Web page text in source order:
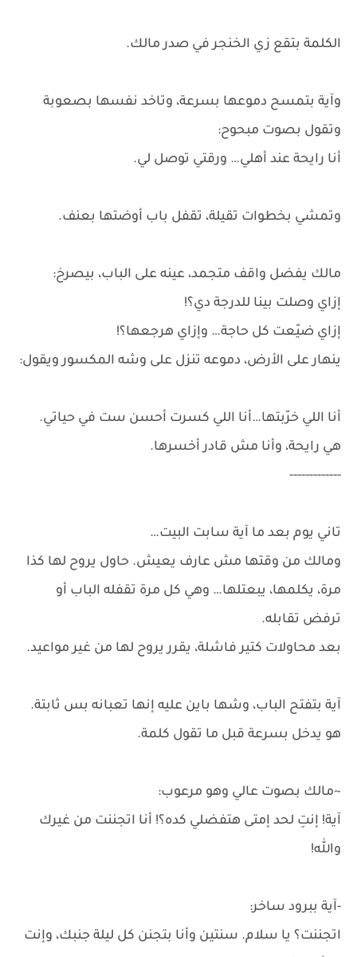
الكلمة بتقع زي الخنجر في صدر مالك.
وآية بتمسح دموعها بسرعة، وتاخد نفسها بصعوبة
وتقول بصوت مبحوح:
أنا رايحة عند أهلي… ورقتي توصل لي.
وتمشي بخطوات تقيلة، تقفل باب أوضتها بعنف.
مالك يفضل واقف متجمد، عينه على الباب، بيصرخ:
إزاي وصلت بينا للدرجة دي؟!
إزاي ضيّعت كل حاجة… وإزاي هرجعها؟!
ينهار على الأرض، دموعه تنزل على وشه المكسور ويقول:
أنا اللي خرّبتها…أنا اللي كسرت أحسن ست في حياتي.
هي رايحة، وأنا مش قادر أخسرها.
-------------
تاني يوم بعد ما آية سابت البيت…
ومالك من وقتها مش عارف يعيش. حاول يروح لها كذا
مرة، يكلمها، يبعتلها… وهي كل مرة تقفله الباب أو
ترفض تقابله.
بعد محاولات كتير فاشلة، يقرر يروح لها من غير مواعيد.
آية بتفتح الباب، وشها باين عليه إنها تعبانه بس ثابتة.
هو يدخل بسرعة قبل ما تقول كلمة.
~مالك بصوت عالي وهو مرعوب:
آية! إنتِ لحد إمتى هتفضلي كده؟! أنا اتجننت من غيرك
والله!
-آية ببرود ساخر:
اتجننت؟ يا سلام. سنتين وأنا بتجنن كل ليلة جنبك، وإنت